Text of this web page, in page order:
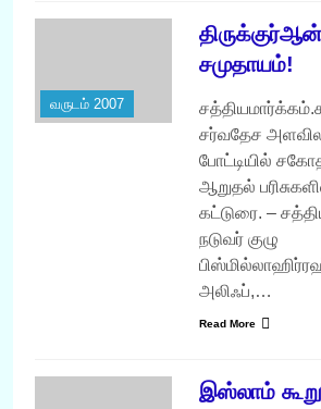
வருடம் 2007
சமுதாயம்!
சர்வதேச
போட்டியில்
ஆறுதல்
கட்டுரை. –
நடுவர் குழு
அலிஃப்,…
Read More
இஸ்லாம்